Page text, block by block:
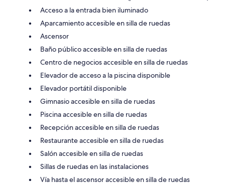
Acceso a la entrada bien iluminado
Aparcamiento accesible en silla de ruedas
Ascensor
Baño público accesible en silla de ruedas
Centro de negocios accesible en silla de ruedas
Elevador de acceso a la piscina disponible
Elevador portátil disponible
Gimnasio accesible en silla de ruedas
Piscina accesible en silla de ruedas
Recepción accesible en silla de ruedas
Restaurante accesible en silla de ruedas
Salón accesible en silla de ruedas
Sillas de ruedas en las instalaciones
Vía hasta el ascensor accesible en silla de ruedas